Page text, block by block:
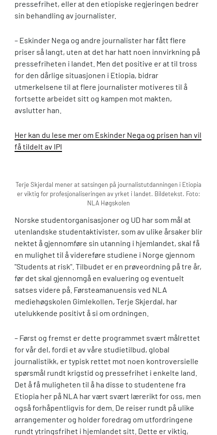
pressefrihet, eller at den etiopiske regjeringen bedrer
sin behandling av journalister.
– Eskinder Nega og andre journalister har fått flere
priser så langt, uten at det har hatt noen innvirkning på
pressefriheten i landet. Men det positive er at til tross
for den dårlige situasjonen i Etiopia, bidrar
utmerkelsene til at flere journalister motiveres til å
fortsette arbeidet sitt og kampen mot makten,
avslutter han.
Her kan du lese mer om Eskinder Nega og prisen han vil
få tildelt av IPI
Terje Skjerdal mener at satsingen på journalistutdanningen i Etiopia
er viktig for profesjonaliseringen av yrket i landet. Bildetekst. Foto:
NLA Høgskolen
Norske studentorganisasjoner og UD har som mål at
utenlandske studentaktivister, som av ulike årsaker blir
nektet å gjennomføre sin utanning i hjemlandet, skal få
en mulighet til å videreføre studiene i Norge gjennom
"Students at risk". Tilbudet er en prøveordning på tre år,
før det skal gjennomgå en evaluering og eventuelt
satses videre på. Førsteamanuensis ved NLA
mediehøgskolen Gimlekollen, Terje Skjerdal, har
utelukkende positivt å si om ordningen.
– Først og fremst er dette programmet svært målrettet
for vår del, fordi et av våre studietilbud, global
journalistikk, er typisk rettet mot noen kontroversielle
spørsmål rundt krigstid og pressefrihet i enkelte land.
Det å få muligheten til å ha disse to studentene fra
Etiopia her på NLA har vært svært lærerikt for oss, men
også forhåpentligvis for dem. De reiser rundt på ulike
arrangementer og holder foredrag om utfordringene
rundt ytringsfrihet i hjemlandet sitt. Dette er viktig,